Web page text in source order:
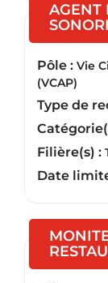
AGENT
Pôle : Vie
(VCAP)
Type de
Filière(s) :
Date